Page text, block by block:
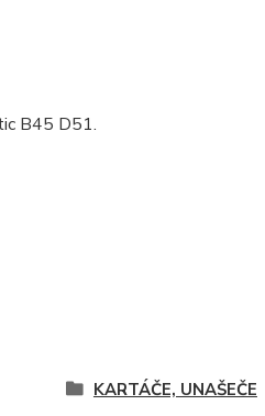
B45 D51.
KARTÁČE, UNAŠEČE